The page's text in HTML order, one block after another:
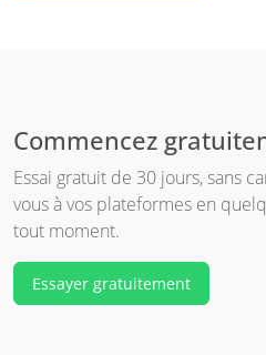
Commencez
Essai gratuit de 30 jours, sans
vous à vos plateformes en
tout moment.
Essayer gratuitement